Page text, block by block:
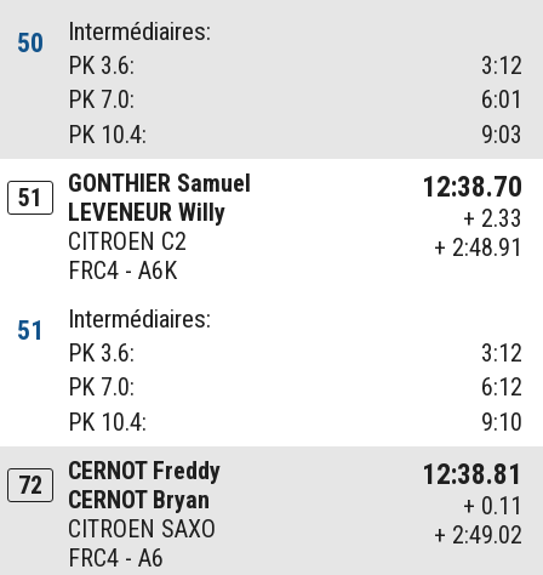
50
Intermédiaires:
PK 3.6:
3:12
PK 7.0:
6:01
PK 10.4:
9:03
51
GONTHIER Samuel
LEVENEUR Willy
CITROEN C2
FRC4 - A6K
12:38.70
+ 2.33
+ 2:48.91
51
Intermédiaires:
PK 3.6:
3:12
PK 7.0:
6:12
PK 10.4:
9:10
72
CERNOT Freddy
CERNOT Bryan
CITROEN SAXO
FRC4 - A6
12:38.81
+ 0.11
+ 2:49.02